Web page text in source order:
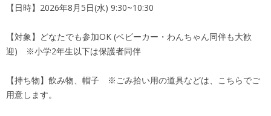
【日時】2026年8月5日(水) 9:30~10:30
【対象】どなたでも参加OK (ベビーカー・わんちゃん同伴も大歓
迎) ※小学2年生以下は保護者同伴
【持ち物】飲み物、帽子 ※ごみ拾い用の道具などは、こちらでご
用意します。